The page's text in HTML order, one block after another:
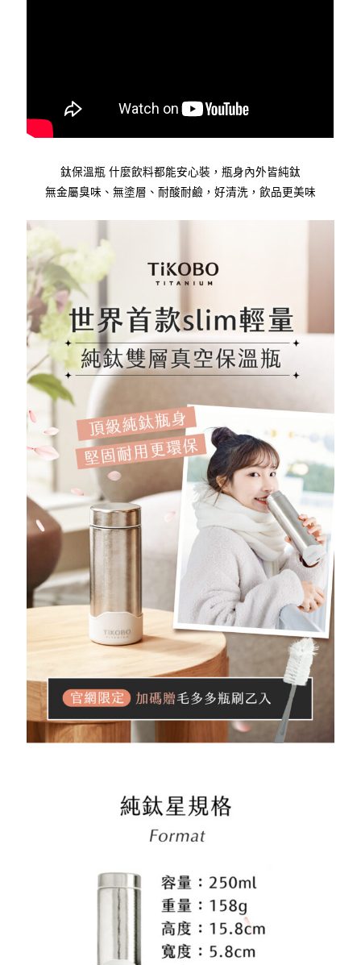
鈦保溫瓶 什麼飲料都能安心裝，瓶身內外皆純鈦
無金屬臭味、無塗層、耐酸耐鹼，好清洗，飲品更美味